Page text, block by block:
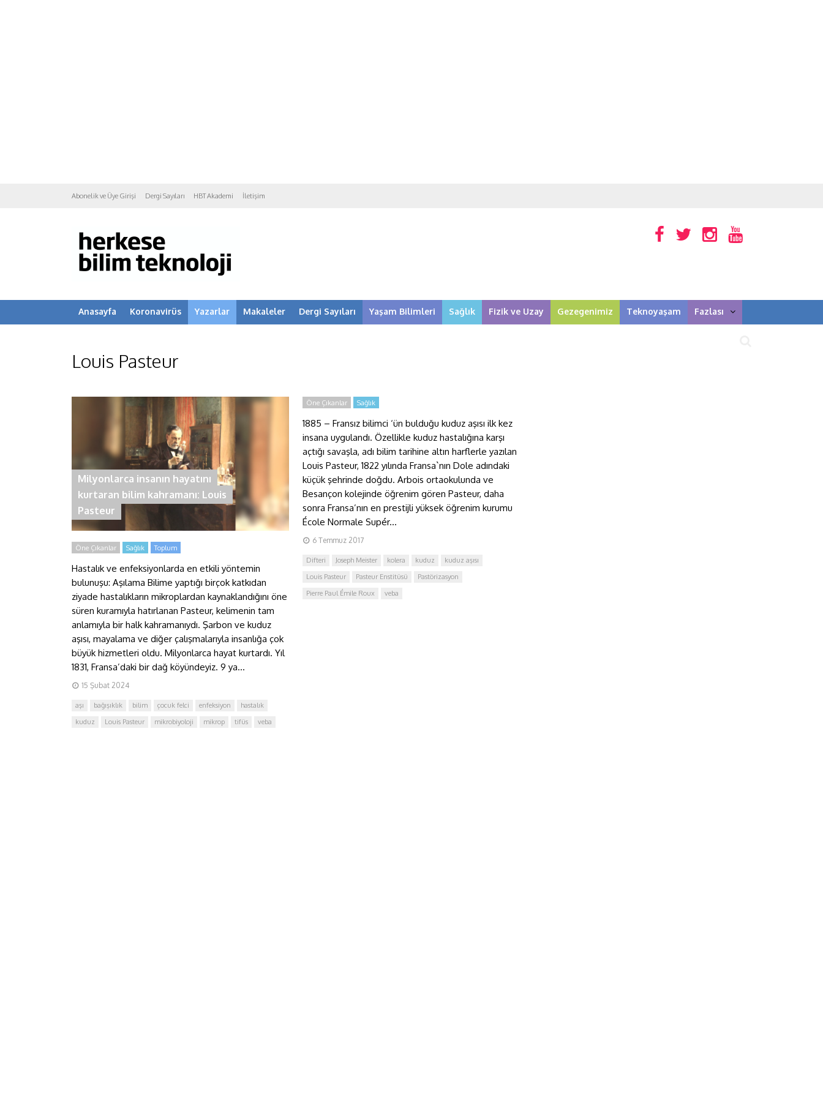
Abonelik ve Üye Girişi Dergi Sayıları HBT Akademi İletişim
Anasayfa Koronavirüs Yazarlar Makaleler Dergi Sayıları Yaşam Bilimleri Sağlık Fizik ve Uzay Gezegenimiz Teknoyaşam Fazlası
Louis Pasteur
Milyonlarca insanın hayatını
kurtaran bilim kahramanı: Louis
Pasteur
Öne Çıkanlar Sağlık Toplum
Hastalık ve enfeksiyonlarda en etkili yöntemin
bulunuşu: Aşılama Bilime yaptığı birçok katkıdan
ziyade hastalıkların mikroplardan kaynaklandığını öne
süren kuramıyla hatırlanan Pasteur, kelimenin tam
anlamıyla bir halk kahramanıydı. Şarbon ve kuduz
aşısı, mayalama ve diğer çalışmalarıyla insanlığa çok
büyük hizmetleri oldu. Milyonlarca hayat kurtardı. Yıl
1831, Fransa’daki bir dağ köyündeyiz. 9 ya...
15 Şubat 2024
aşı bağışıklık bilim çocuk felci enfeksiyon
hastalık
kuduz
Louis Pasteur mikrobiyoloji mikrop tifüs veba
Öne Çıkanlar Sağlık
1885 – Fransız bilimci ‘ün bulduğu kuduz aşısı ilk kez
insana uygulandı. Özellikle kuduz hastalığına karşı
açtığı savaşla, adı bilim tarihine altın harflerle yazılan
Louis Pasteur, 1822 yılında Fransa`nın Dole adındaki
küçük şehrinde doğdu. Arbois ortaokulunda ve
Besançon kolejinde öğrenim gören Pasteur, daha
sonra Fransa’nın en prestijli yüksek öğrenim kurumu
École Normale Supér...
6 Temmuz 2017
Difteri Joseph Meister kolera kuduz
kuduz aşısı
Louis Pasteur
Pasteur Enstitüsü
Pastörizasyon
Pierre Paul Émile Roux
veba